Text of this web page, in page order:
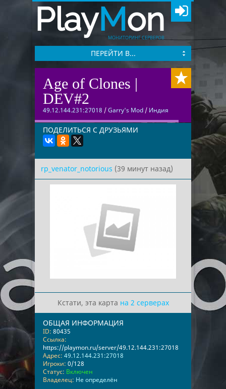
PlayMon
МОНИТОРИНГ СЕРВЕРОВ
ПЕРЕЙТИ В...
Age of Clones |
DEV#2
49.12.144.231:27018 /Garry's Mod / Индия
ПОДЕЛИТЬСЯ С ДРУЗЬЯМИ
rp_venator_notorious (39 минут назад)
Кстати, эта карта на 2 серверах
ОБЩАЯ ИНФОРМАЦИЯ
ID: 80435
Ссылка:
https://playmon.ru/server/49.12.144.231:27018
Адрес: 49.12.144.231:27018
Игроки: 0/128
Статус: Включен
Владелец: Не определён